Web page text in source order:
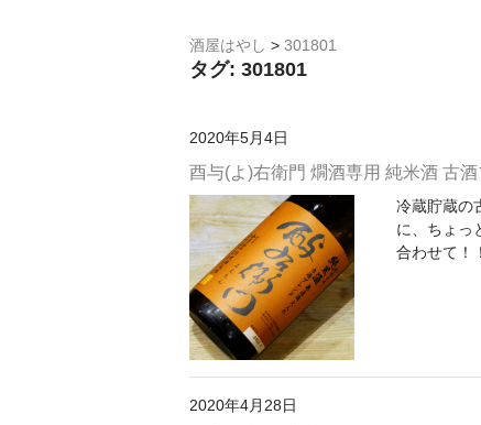
酒屋はやし > 301801
タグ: 301801
2020年5月4日
酉与(よ)右衛門 燗酒専用 純米酒 古
冷蔵貯蔵の
に、ちょっ
合わせて！
2020年4月28日